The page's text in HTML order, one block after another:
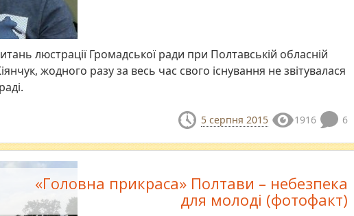
люстрації Громадської ради при Полтавській обласній
жодного разу за весь час свого існування не звітувалася
5 серпня 2015 1916 6
«Головна прикраса» Полтави – небезпека
для молоді (фотофакт)